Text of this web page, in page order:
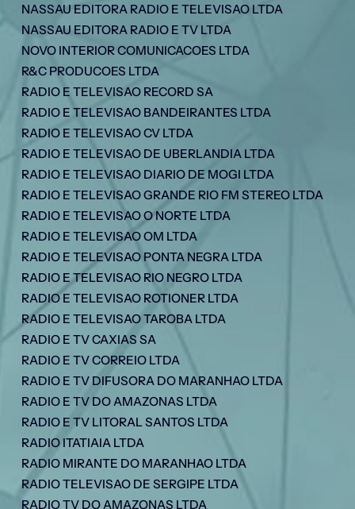
NASSAU EDITORA RADIO E TELEVISAO LTDA
NASSAU EDITORA RADIO E TV LTDA
NOVO INTERIOR COMUNICACOES LTDA
R&C PRODUCOES LTDA
RADIO E TELEVISAO RECORD SA
RADIO E TELEVISAO BANDEIRANTES LTDA
RADIO E TELEVISAO CV LTDA
RADIO E TELEVISAO DE UBERLANDIA LTDA
RADIO E TELEVISAO DIARIO DE MOGI LTDA
RADIO E TELEVISAO GRANDE RIO FM STEREO LTDA
RADIO E TELEVISAO O NORTE LTDA
RADIO E TELEVISAO OM LTDA
RADIO E TELEVISAO PONTA NEGRA LTDA
RADIO E TELEVISAO RIO NEGRO LTDA
RADIO E TELEVISAO ROTIONER LTDA
RADIO E TELEVISAO TAROBA LTDA
RADIO E TV CAXIAS SA
RADIO E TV CORREIO LTDA
RADIO E TV DIFUSORA DO MARANHAO LTDA
RADIO E TV DO AMAZONAS LTDA
RADIO E TV LITORAL SANTOS LTDA
RADIO ITATIAIA LTDA
RADIO MIRANTE DO MARANHAO LTDA
RADIO TELEVISAO DE SERGIPE LTDA
RADIO TV DO AMAZONAS LTDA